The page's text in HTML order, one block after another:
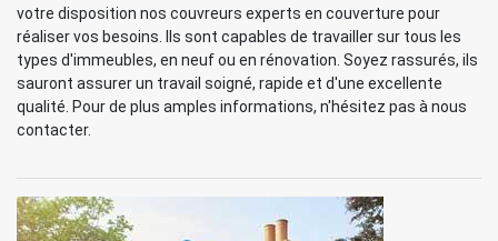
votre disposition nos couvreurs experts en couverture pour
réaliser vos besoins. Ils sont capables de travailler sur tous les
types d'immeubles, en neuf ou en rénovation. Soyez rassurés, ils
sauront assurer un travail soigné, rapide et d'une excellente
qualité. Pour de plus amples informations, n'hésitez pas à nous
contacter.